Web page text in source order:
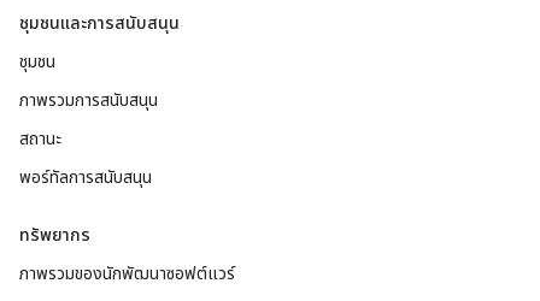
ชุมชนและการสนับสนุน
ชุมชน
ภาพรวมการสนับสนุน
สถานะ
พอร์ทัลการสนับสนุน
ทรัพยากร
ภาพรวมของนักพัฒนาซอฟต์แวร์